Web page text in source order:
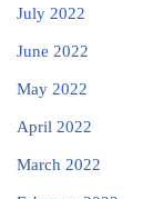
July 2022
June 2022
May 2022
April 2022
March 2022